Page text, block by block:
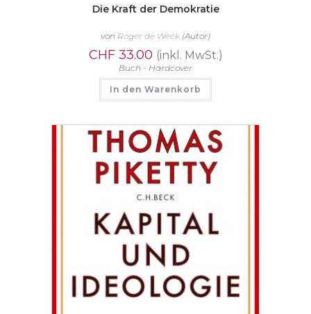
Die Kraft der Demokratie
von Roger de Weck (Autor)
CHF33.00 (inkl. MwSt.)
Buch - Hardcover
In den Warenkorb